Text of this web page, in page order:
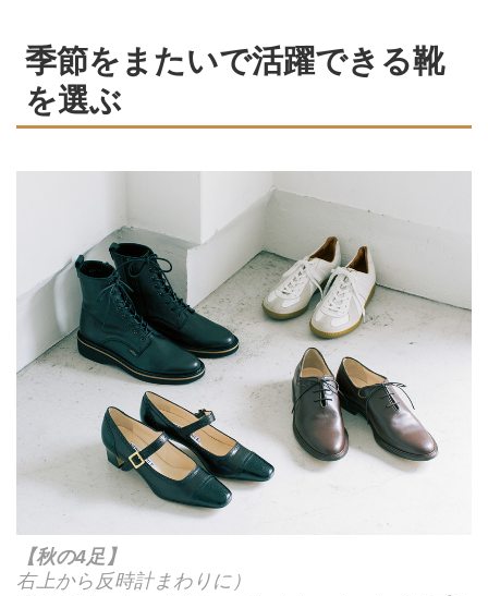
季節をまたいで活躍できる靴
を選ぶ
【秋の4足】
右上から反時計まわりに）